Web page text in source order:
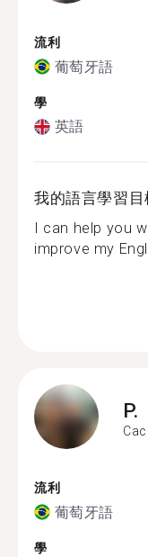
流利
葡萄牙語
學
英語
我的語言學習目
I can help you
improve my
P.
流利
葡萄牙語
學